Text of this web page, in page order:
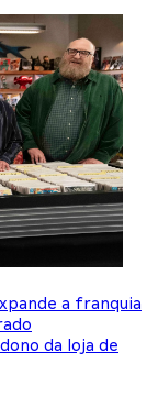
a franquia
da loja de